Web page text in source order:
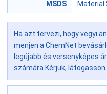
MSDS Material
Ha azt tervezi, hogy vegyi
menjen a ChemNet
legújabb és versenyképes
számára.Kérjük, látogasson